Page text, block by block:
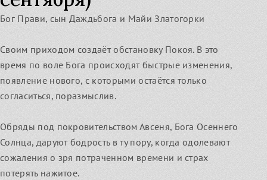
Бог Прави, сын Даждьбога и Майи Златогорки
Своим приходом создаёт обстановку Покоя. В это
время по воле Бога происходят быстрые изменения,
появление нового, с которыми остаётся только
согласиться, поразмыслив.
Обряды под покровительством Авсеня, Бога Осеннего
Солнца, даруют бодрость в ту пору, когда одолевают
сожаления о зря потраченном времени и страх
потерять нажитое.